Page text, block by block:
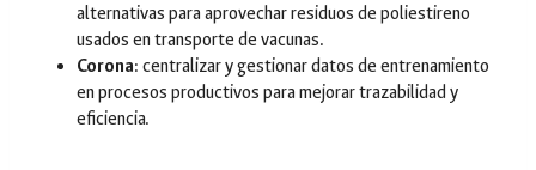
alternativas para aprovechar residuos de poliestireno
usados en transporte de vacunas.
Corona: centralizar y gestionar datos de entrenamiento
en procesos productivos para mejorar trazabilidad y
eficiencia.